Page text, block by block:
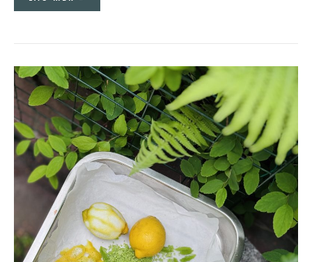
LJUVLIGT
GRANSKOTTSSALT